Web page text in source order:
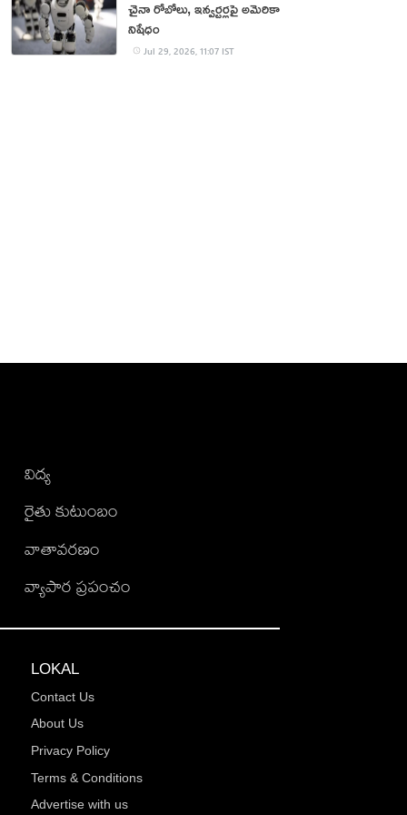
చైనా రోబోలు, ఇన్వర్టర్లపై అమెరికా
నిషేధం
Jul 29, 2026, 11:07 IST
విద్య
రైతు కుటుంబం
వాతావరణం
వ్యాపార ప్రపంచం
LOKAL
Contact Us
About Us
Privacy Policy
Terms & Conditions
Advertise with us